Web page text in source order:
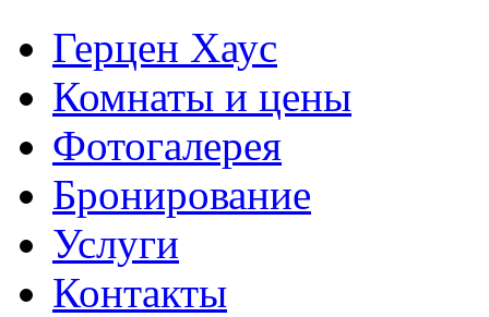
Герцен Хаус
Комнаты и цены
Фотогалерея
Бронирование
Услуги
Контакты